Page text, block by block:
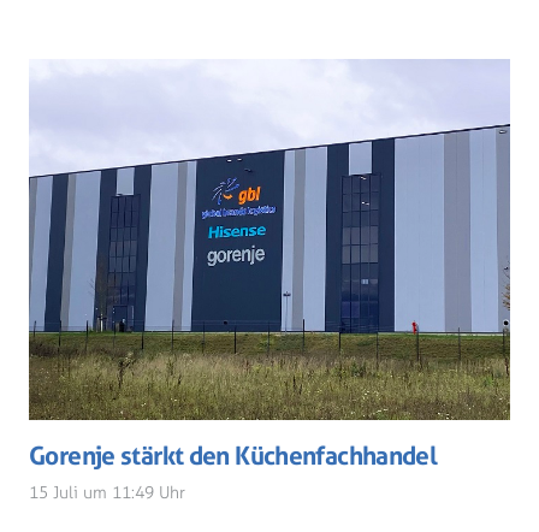
Gorenje stärkt den Küchenfachhandel
15 Juli um 11:49 Uhr